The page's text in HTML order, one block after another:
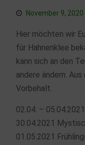
November 9, 2020
Hier möchten wir
für Hahnenklee
kann sich an den
andere ändern.
Vorbehalt.
02.04. –
30.04.2021
01.05.2021